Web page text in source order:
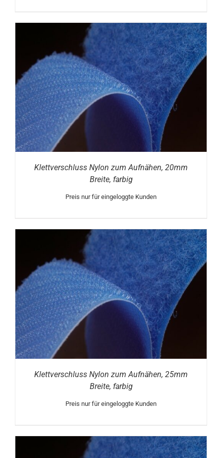
Klettverschluss Nylon zum Aufnähen, 20mm
Breite, farbig
Preis nur für eingeloggte Kunden
Klettverschluss Nylon zum Aufnähen, 25mm
Breite, farbig
Preis nur für eingeloggte Kunden